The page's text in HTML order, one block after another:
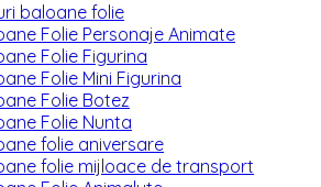
baloane folie
Folie Personaje Animate
Folie Figurina
Folie Mini Figurina
Folie Botez
Folie Nunta
folie aniversare
folie mijloace de transport